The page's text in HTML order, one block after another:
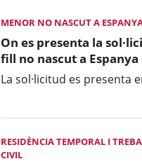
MENOR NO NASCUT A
On es presenta la
fill no nascut a
La sol·licitud es presenta
RESIDÈNCIA TEMPORAL I
CIVIL